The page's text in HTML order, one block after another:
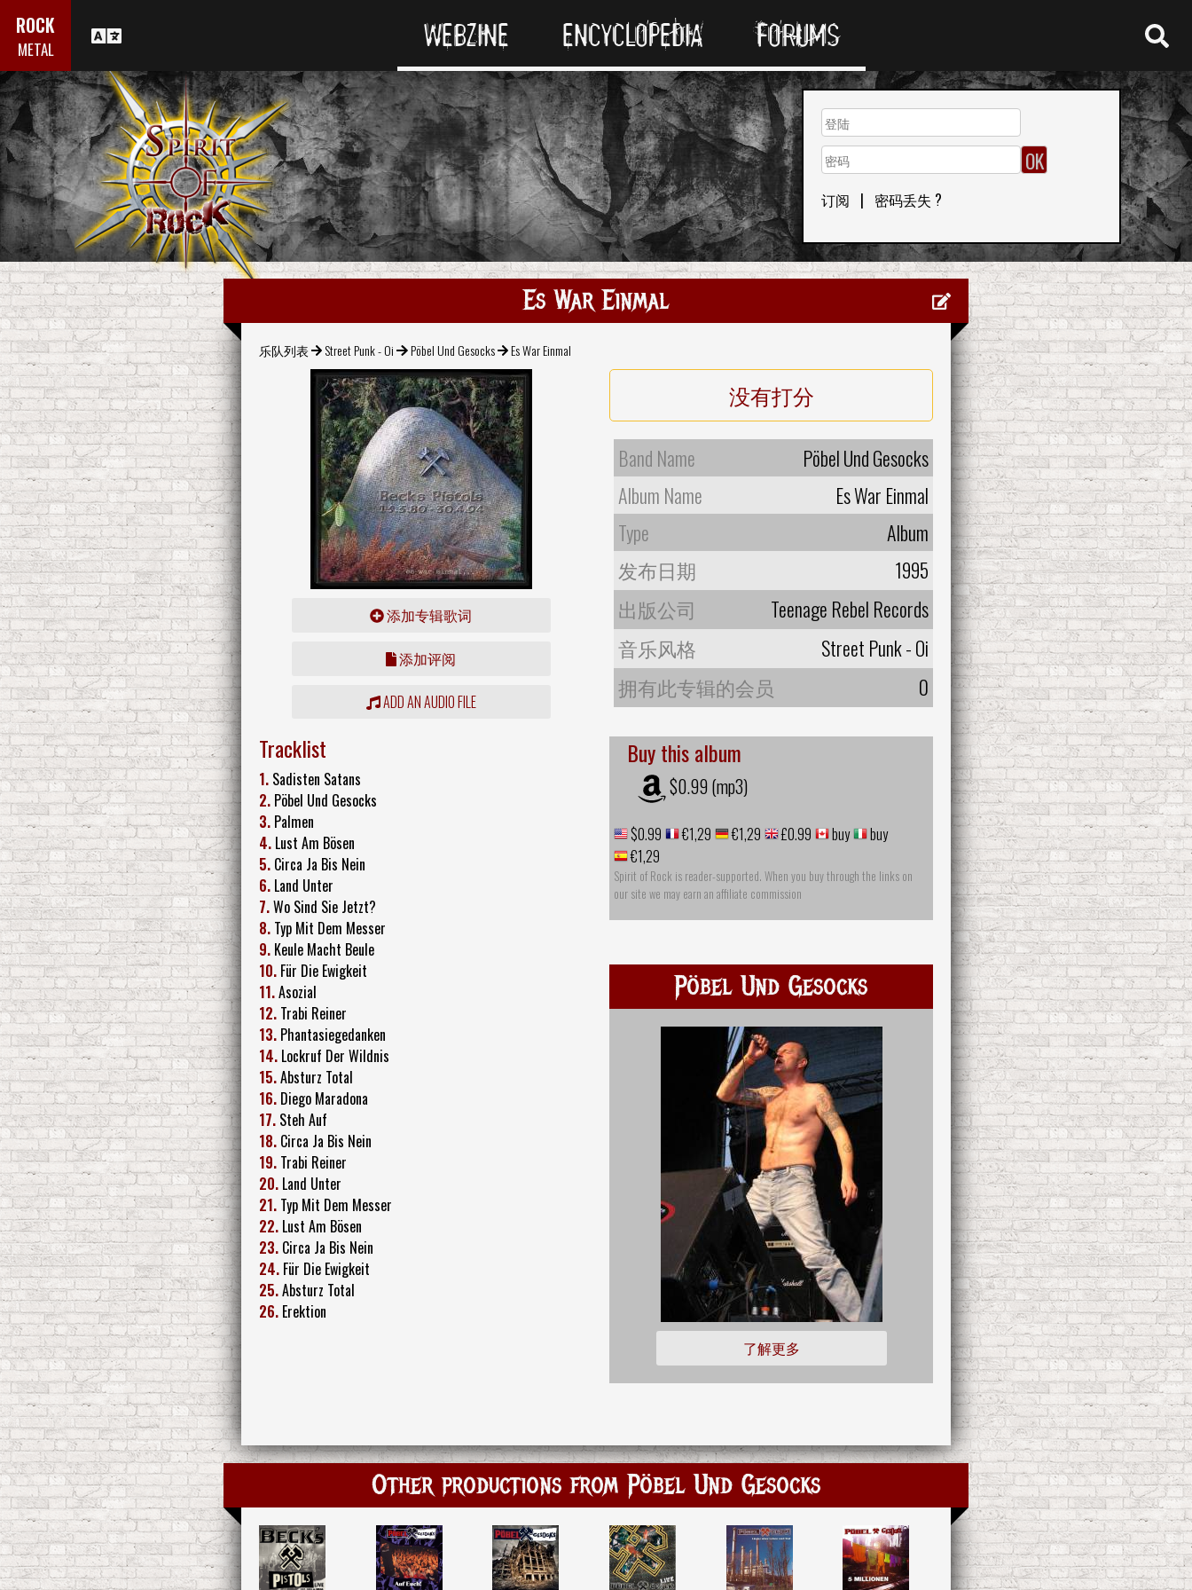
ROCK
METAL WEBZINE ENCYCLOPEDIA FORUMS
订阅 | 密码丢失 ?
Es War Einmal
乐队列表 Street Punk - Oi Pöbel Und Gesocks Es War Einmal
添加专辑歌词
添加评阅
ADD AN AUDIO FILE
没有打分
Band Name
Pöbel Und Gesocks
Album Name
Es War Einmal
Type
Album
发布日期
1995
出版公司
Teenage Rebel Records
音乐风格
Street Punk - Oi
拥有此专辑的会员
0
Tracklist
1. Sadisten Satans
2. Pöbel Und Gesocks
3. Palmen
4. Lust Am Bösen
5. Circa Ja Bis Nein
6. Land Unter
7.Wo Sind Sie Jetzt?
8. Typ Mit Dem Messer
9. Keule Macht Beule
10. Für Die Ewigkeit
11.Asozial
12. Trabi Reiner
13. Phantasiegedanken
14. Lockruf Der Wildnis
15.Absturz Total
16. Diego Maradona
17. Steh Auf
18. Circa Ja Bis Nein
19. Trabi Reiner
20. Land Unter
21. Typ Mit Dem Messer
22. Lust Am Bösen
23. Circa Ja Bis Nein
24. Für Die Ewigkeit
25.Absturz Total
26. Erektion
Buy this album
$0.99 (mp3)
$0.99 €1,29 €1,29 £0.99 buy
buy
€1,29
Spirit of Rock is reader-supported. When you buy through the links on
our site we may earn an affiliate commission
Pöbel Und Gesocks
了解更多
Other productions from Pöbel Und Gesocks